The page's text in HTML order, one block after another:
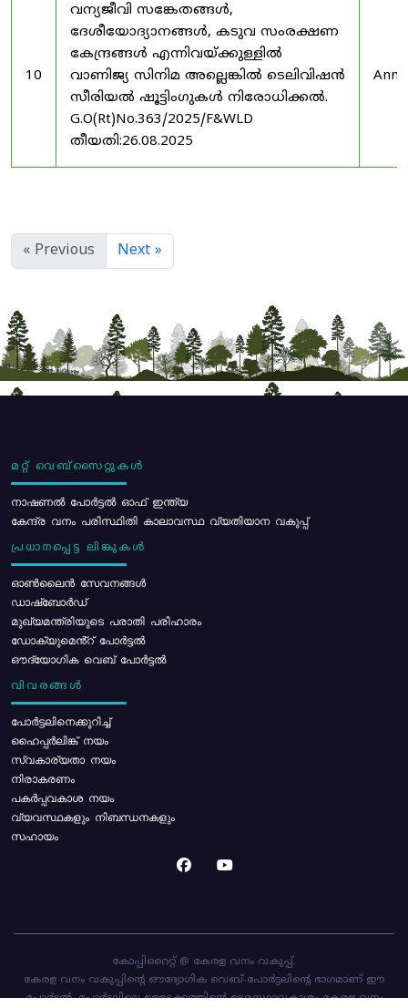
10
വന്യജീവി സങ്കേതങ്ങൾ,
ദേശീയോദ്യാനങ്ങൾ, കടുവ സംരക്ഷണ
കേന്ദ്രങ്ങൾ എന്നിവയ്ക്കുള്ളിൽ
വാണിജ്യ സിനിമ അല്ലെങ്കിൽ ടെലിവിഷൻ
സീരിയൽ ഷൂട്ടിംഗുകൾ നിരോധിക്കൽ.
G.O(Rt)No.363/2025/F&WLD
തീയതി:26.08.2025
« Previous Next »
മറ്റ് വെബ്സൈറ്റുകൾ
നാഷണൽ പോർട്ടൽ ഓഫ് ഇന്ത്യ
കേന്ദ്ര വനം പരിസ്ഥിതി കാലാവസ്ഥ വ്യതിയാന വകുപ്പ്
പ്രധാനപ്പെട്ട ലിങ്കുകൾ
ഓൺലൈൻ സേവനങ്ങൾ
ഡാഷ്ബോർഡ്
മുഖ്യമന്ത്രിയുടെ പരാതി പരിഹാരം
ഡോക്യുമെൻ്റ് പോർട്ടൽ
ഔദ്യോഗിക വെബ് പോർട്ടൽ
വിവരങ്ങൾ
പോര്‍ട്ടലിനെക്കുറിച്ച്
ഹൈപ്പർലിങ്ക് നയം
സ്വകാര്യതാ നയം
നിരാകരണം
പകർപ്പവകാശ നയം
വ്യവസ്ഥകളും നിബന്ധനകളും
സഹായം
കോപ്പിറൈറ്റ് @ കേരള വനം വകുപ്പ്.
കേരള വനം വകുപ്പിന്റെ ഔദ്യോഗിക വെബ്-പോർട്ടലിന്റെ ഭാഗമാണ് ഈ
പോർട്ടൽ. പോർട്ടലിലെ ഉള്ളടക്കത്തിന്റെ ഉടമസ്ഥാവകാശം കേരള വനം